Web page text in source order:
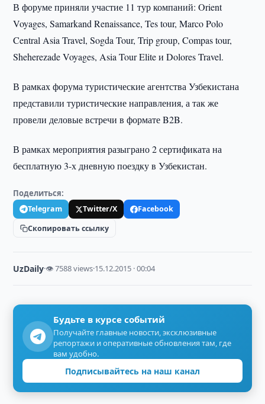
В форуме приняли участие 11 тур компаний: Orient
Voyages, Samarkand Renaissance, Tes tour, Marco Polo
Central Asia Travel, Sogda Tour, Trip group, Compas tour,
Sheherezade Voyages, Asia Tour Elite и Dolores Travel.
В рамках форума туристические агентства Узбекистана
представили туристические направления, а так же
провели деловые встречи в формате B2B.
В рамках мероприятия разыграно 2 сертификата на
бесплатную 3-х дневную поездку в Узбекистан.
Поделиться:
Telegram Twitter/X
Facebook
Скопировать ссылку
UzDaily·👁 7588 views·15.12.2015 · 00:04
Будьте в курсе событий
Получайте главные новости, эксклюзивные
репортажи и оперативные обновления там, где
вам удобно.
Подписывайтесь на наш канал